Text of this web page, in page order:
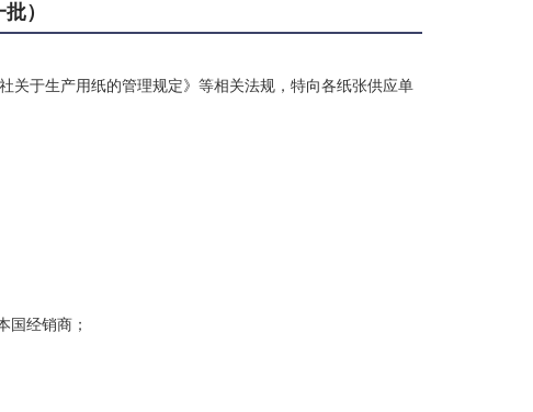
）
关于生产用纸的管理规定》等相关法规，特向各纸张供应单
国经销商；